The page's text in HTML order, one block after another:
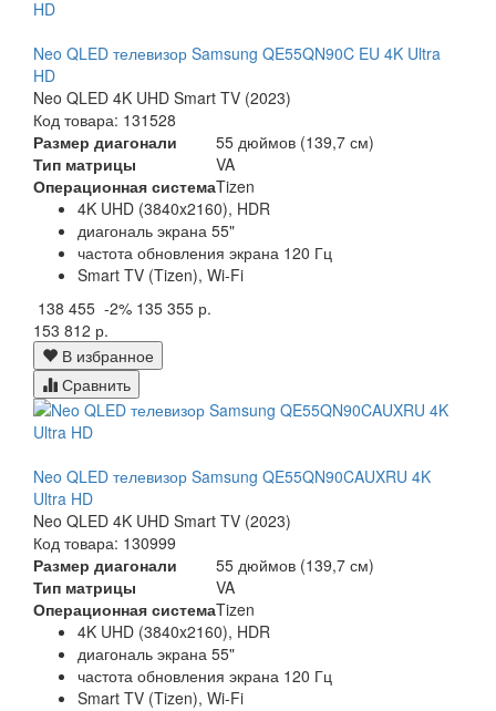
Neo QLED телевизор Samsung QE55QN90C EU 4K Ultra
HD
Neo QLED 4K UHD Smart TV (2023)
Код товара: 131528
Размер диагонали
55 дюймов (139,7 см)
Тип матрицы
VA
Операционная системаTizen
4K UHD (3840x2160), HDR
диагональ экрана 55"
частота обновления экрана 120 Гц
Smart TV (Tizen), Wi-Fi
138 455 -2% 135 355 р.
153 812 р.
В избранное
Сравнить
Neo QLED телевизор Samsung QE55QN90CAUXRU 4K
Ultra HD
Neo QLED 4K UHD Smart TV (2023)
Код товара: 130999
Размер диагонали
55 дюймов (139,7 см)
Тип матрицы
VA
Операционная системаTizen
4K UHD (3840x2160), HDR
диагональ экрана 55"
частота обновления экрана 120 Гц
Smart TV (Tizen), Wi-Fi